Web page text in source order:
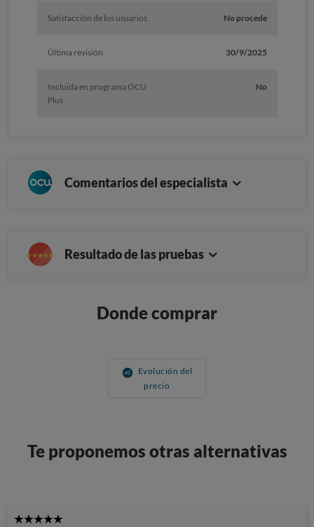
Satisfacción de los usuarios No procede
Última revisión 30/9/2025
Incluida en programa OCU
Plus
No
Comentarios del especialista
Resultado de las pruebas
Donde comprar
Evolución del
precio
Te proponemos otras alternativas
5